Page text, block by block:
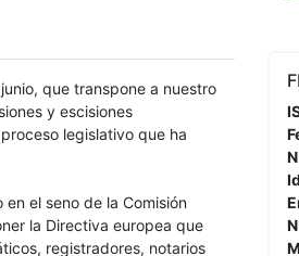
que transpone a nuestro
y escisiones
legislativo que ha
el seno de la Comisión
la Directiva europea que
registradores, notarios